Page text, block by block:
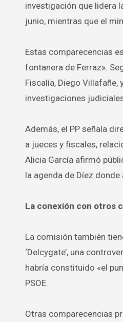
investigación que lidera
junio, mientras que el
Estas comparecencias
fontanera de Ferraz».
Fiscalía, Diego
investigaciones
Además, el PP señala
a jueces y fiscales,
Alicia García afirmó
la agenda de Díez donde
La conexión con otros
La comisión también
‘Delcygate’, una
habría constituido «el
PSOE.
Otras comparecencias